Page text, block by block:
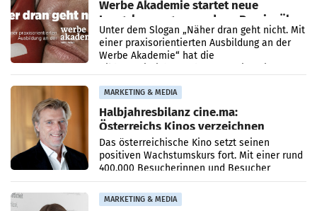
Werbe Akademie startet neue
Imagekampagne rund um Praxisnähe
Unter dem Slogan „Näher dran geht nicht. Mit
einer praxisorientierten Ausbildung an der
Werbe Akademie“ hat die
MARKETING & MEDIA
Halbjahresbilanz cine.ma:
Österreichs Kinos verzeichnen
400.000 Besucher mehr
Das österreichische Kino setzt seinen
positiven Wachstumskurs fort. Mit einer rund
400.000 Besucherinnen und Besucher
höheren Nettoreichweite im ersten Halbjahr
2026 gegenüber dem
MARKETING & MEDIA